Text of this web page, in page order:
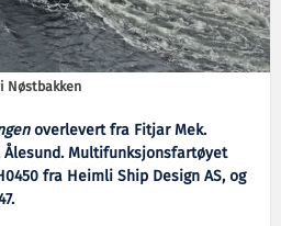
Nøstbakken
overlevert fra Fitjar Mek.
Multifunksjonsfartøyet
fra Heimli Ship Design AS, og